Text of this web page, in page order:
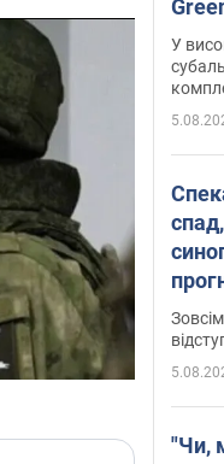
У
"Чи,